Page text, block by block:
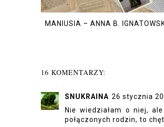
MANIUSIA – ANNA B.
16 KOMENTARZY:
SNUKRAINA 26 stycznia
Nie wiedziałam o niej,
połączonych rodzin, to